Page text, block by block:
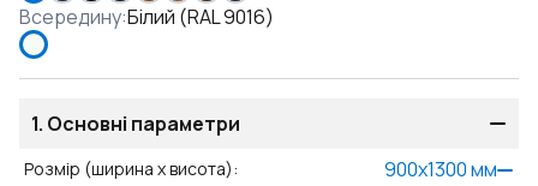
Всередину:Білий (RAL 9016)
1. Основні параметри
Розмір (ширина x висота): 900x1300мм